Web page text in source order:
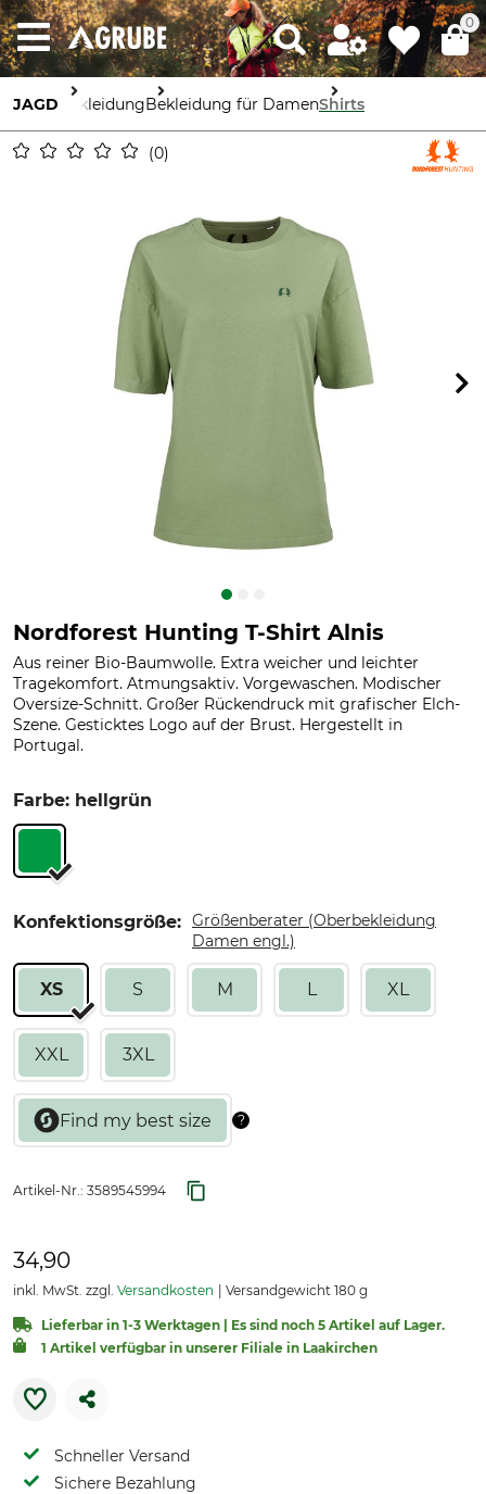
0
JAGD BekleidungBekleidung für DamenShirts
0
Nordforest Hunting T-Shirt Alnis
Aus reiner Bio-Baumwolle. Extra weicher und leichter
Tragekomfort. Atmungsaktiv. Vorgewaschen. Modischer
Oversize-Schnitt. Großer Rückendruck mit grafischer Elch-
Szene. Gesticktes Logo auf der Brust. Hergestellt in
Portugal.
Farbe: hellgrün
Konfektionsgröße: Größenberater (Oberbekleidung
Damen engl.)
XS S M L XL
XXL 3XL
Artikel-Nr.: 3589545994
34,90
inkl. MwSt. zzgl. Versandkosten Versandgewicht 180 g
Lieferbar in 1-3 Werktagen | Es sind noch 5 Artikel auf Lager.
1 Artikel verfügbar in unserer Filiale in Laakirchen
Schneller Versand
Sichere Bezahlung